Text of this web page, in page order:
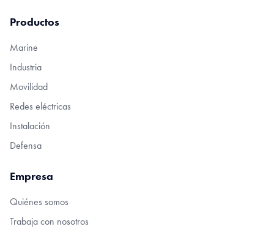
Productos
Marine
Industria
Movilidad
Redes eléctricas
Instalación
Defensa
Empresa
Quiénes somos
Trabaja con nosotros